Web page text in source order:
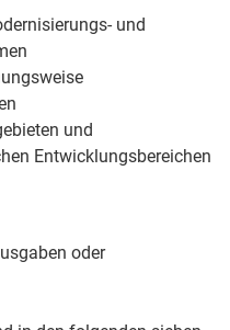
und
und
Entwicklungsbereichen
oder